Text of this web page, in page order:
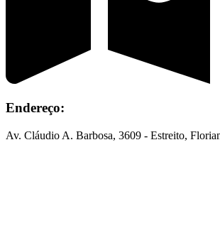
Endereço:
Av. Cláudio A. Barbosa, 3609 - Estreito,